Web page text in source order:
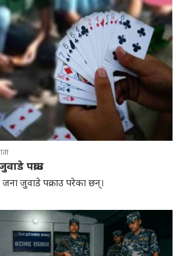
पक्राउ
जुवाडे पक्राउ परेका छन्।